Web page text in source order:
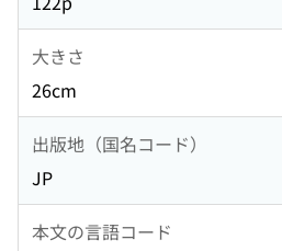
大きさ
26cm
出版地（国名コード）
JP
本文の言語コード